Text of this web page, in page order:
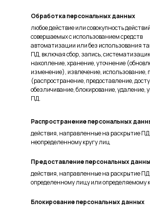
Обработка персональных данных
любое действие или совокупность
совершаемых с использованием средств
автоматизации или без использования
ПД, включая сбор, запись,
накопление, хранение, уточнение
изменение), извлечение, использование,
(распространение, предоставление,
обезличивание, блокирование, удаление,
ПД.
Распространение персональных
действия, направленные на раскрытие ПД
неопределенному кругу лиц
Предоставление персональных
действия, направленные на раскрытие ПД
определенному лицу или определяемому
Блокирование персональных данных